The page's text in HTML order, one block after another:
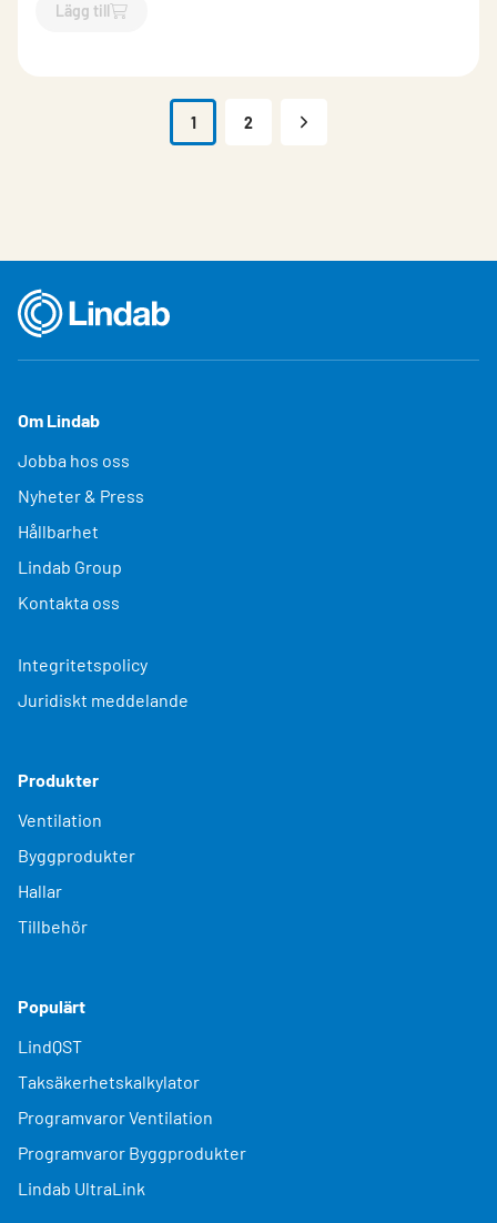
Lägg till
`$Lägg till
1 2
Om Lindab
Jobba hos oss
Nyheter & Press
Hållbarhet
Lindab Group
Kontakta oss
Integritetspolicy
Juridiskt meddelande
Produkter
Ventilation
Byggprodukter
Hallar
Tillbehör
Populärt
LindQST
Taksäkerhetskalkylator
Programvaror Ventilation
Programvaror Byggprodukter
Lindab UltraLink